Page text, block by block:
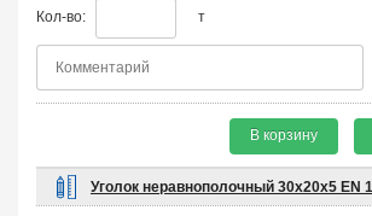
Кол-во: т
В корзину
Уголок неравнополочный 30х20х5 EN